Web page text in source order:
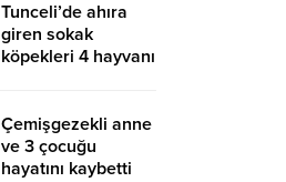
Tunceli’de ahıra
giren sokak
köpekleri 4 hayvanı
Çemişgezekli anne
ve 3 çocuğu
hayatını kaybetti